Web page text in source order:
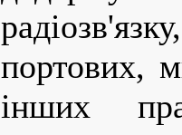
портових,
інших